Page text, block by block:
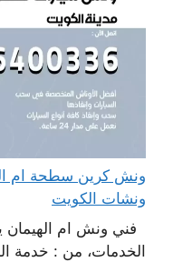
ونشات الكويت
فني ونش ام الهيمان
الخدمات، من : خدمة